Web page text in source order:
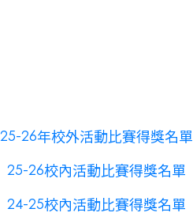
25-26年校外活動比賽得獎名單
25-26校內活動比賽得獎名單
24-25校內活動比賽得獎名單